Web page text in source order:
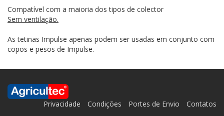
Compatível com a maioria dos tipos de colector
Sem ventilação.
As tetinas Impulse apenas podem ser usadas em conjunto com
copos e pesos de Impulse.
Privacidade Condições Portes de Envio Contatos